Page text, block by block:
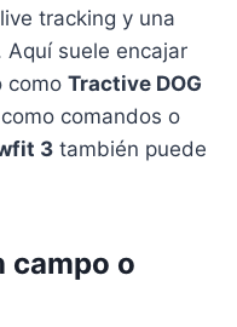
tracking y una
suele encajar
como Tractive DOG
comandos o
3 también puede
campo o